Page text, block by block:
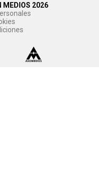
MEDIOS 2026